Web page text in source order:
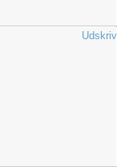
Udskriv